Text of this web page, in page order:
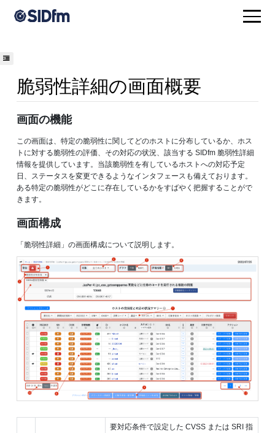
脆弱性詳細の画面概要
画面の機能
この画面は、特定の脆弱性に関してどのホストに分布しているか、ホス
トに対する脆弱性の評価、その対応の状況、該当する SIDfm 脆弱性詳細
情報を提供しています。当該脆弱性を有しているホストへの対応予定
日、ステータスを変更できるようなインタフェースも備えております。
ある特定の脆弱性がどこに存在しているかをすばやく把握することがで
きます。
画面構成
「脆弱性詳細」の画面構成について説明します。
要対応条件で設定した CVSS または SRI 指